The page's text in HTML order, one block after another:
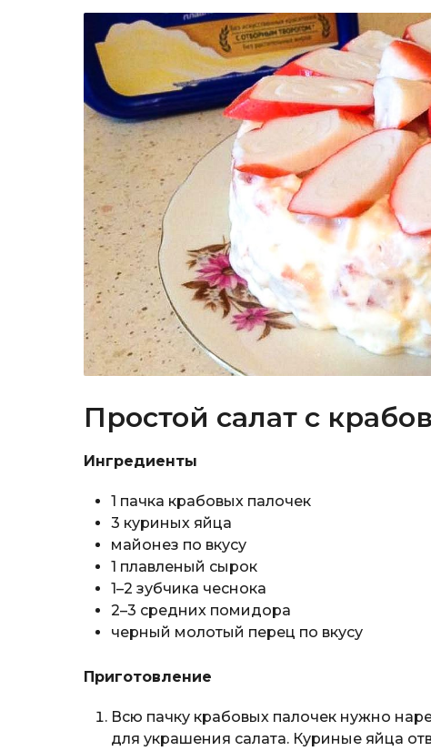
Простой салат с
Ингредиенты
1 пачка крабовых палочек
3 куриных яйца
майонез по вкусу
1 плавленый сырок
1–2 зубчика чеснока
2–3 средних помидора
черный молотый перец по вкусу
Приготовление
Всю пачку крабовых палочек нужно
для украшения салата. Куриные яйца